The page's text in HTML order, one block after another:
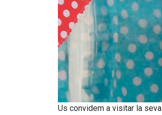
Us convidem a visitar la seva